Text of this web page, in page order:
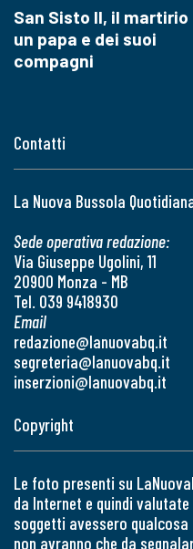
Contatti
La Nuova Bussola
Sede operativa redazione:
Via Giuseppe Ugolini, 11
20900 Monza - MB
Tel. 039 9418930
Email
redazione@lanuovabq.it
segreteria@lanuovabq.it
inserzioni@lanuovabq.it
San Sisto II, il martirio
un papa e dei suoi
compagni
Copyright
Le foto presenti su
da Internet e quindi
soggetti avessero
non avranno che da